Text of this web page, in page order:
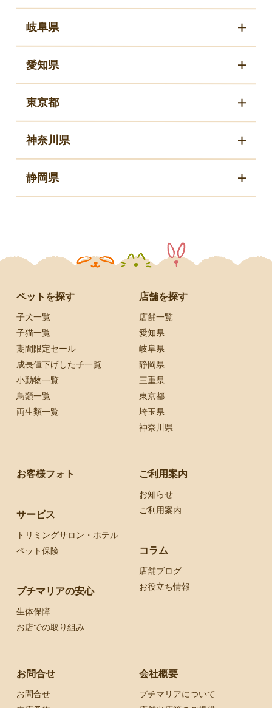
岐阜県
愛知県
東京都
神奈川県
静岡県
ペットを探す
子犬一覧
子猫一覧
期間限定セール
成長値下げした子一覧
小動物一覧
鳥類一覧
両生類一覧
店舗を探す
店舗一覧
愛知県
岐阜県
静岡県
三重県
東京都
埼玉県
神奈川県
お客様フォト
サービス
トリミングサロン・ホテル
ペット保険
プチマリアの安心
生体保障
お店での取り組み
ご利用案内
お知らせ
ご利用案内
コラム
店舗ブログ
お役立ち情報
お問合せ
お問合せ
会社概要
プチマリアについて